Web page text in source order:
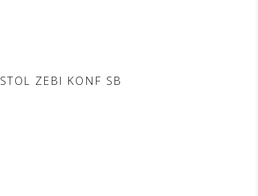
POVPRAŠEVANJE
STOL ZEBI KONF SB